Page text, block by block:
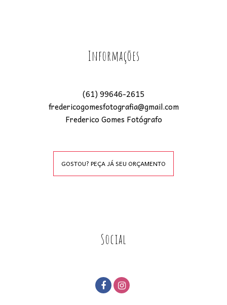
Informações
(61) 99646-2615
fredericogomesfotografia@gmail.com
Frederico Gomes Fotógrafo
GOSTOU? PEÇA JÁ SEU ORÇAMENTO
Social